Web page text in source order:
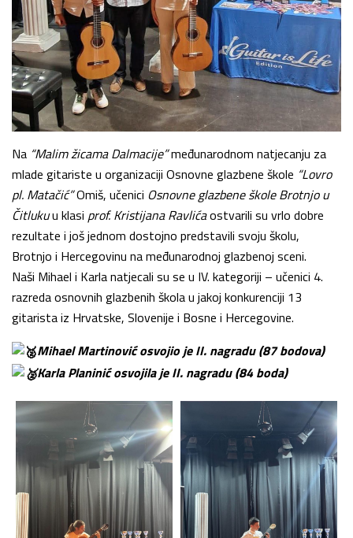
Na “Malim žicama Dalmacije”međunarodnom natjecanju za
mlade gitariste u organizaciji Osnovne glazbene škole “Lovro
pl. Matačić”Omiš, učenici Osnovne glazbene škole Brotnjo u
Čitlukuu klasi prof. Kristijana Ravlićaostvarili su vrlo dobre
rezultate i još jednom dostojno predstavili svoju školu,
Brotnjo i Hercegovinu na međunarodnoj glazbenoj sceni.
Naši Mihael i Karla natjecali su se u IV. kategoriji – učenici 4.
razreda osnovnih glazbenih škola u jakoj konkurenciji 13
gitarista iz Hrvatske, Slovenije i Bosne i Hercegovine.
Mihael Martinović osvojio je II. nagradu (87 bodova)
Karla Planinić osvojila je II. nagradu (84 boda)